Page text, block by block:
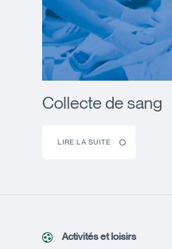
Collecte de sang
LIRE LA SUITE
Activités et loisirs